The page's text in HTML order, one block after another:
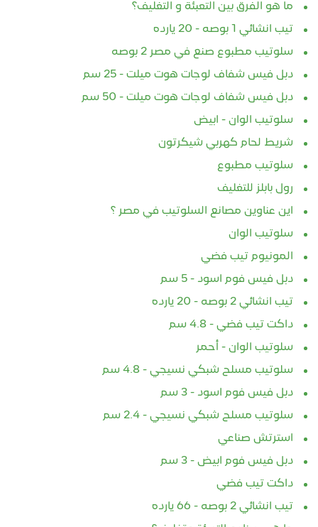
ما هو الفرق بين التعبئة و التغليف؟
تيب انشائي 1 بوصه - 20 يارده
سلوتيب مطبوع صنع في مصر 2 بوصه
دبل فيس شفاف لوجات هوت ميلت - 25 سم
دبل فيس شفاف لوجات هوت ميلت - 50 سم
سلوتيب الوان - ابيض
شريط لحام كهربي شيكرتون
سلوتيب مطبوع
رول بابلز للتغليف
اين عناوين مصانع السلوتيب في مصر ؟
سلوتيب الوان
المونيوم تيب فضي
دبل فيس فوم اسود - 5 سم
تيب انشائي 2 بوصه - 20 يارده
داكت تيب فضي - 4.8 سم
سلوتيب الوان - أحمر
سلوتيب مسلح شبكي نسيجي - 4.8 سم
دبل فيس فوم اسود - 3 سم
سلوتيب مسلح شبكي نسيجي - 2.4 سم
استرتش صناعي
دبل فيس فوم ابيض - 3 سم
داكت تيب فضي
تيب انشائي 2 بوصه - 66 يارده